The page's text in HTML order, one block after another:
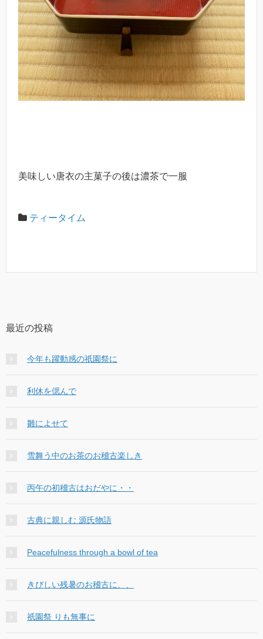
美味しい唐衣の主菓子の後は濃茶で一服
ティータイム
最近の投稿
今年も躍動感の祇園祭に
利休を偲んで
雛によせて
雪舞う中のお茶のお稽古楽しき
丙午の初稽古はおだやに・・
古典に親しむ 源氏物語
Peacefulness through a bowl of tea
きびしい残暑のお稽古に、、
祇園祭 りも無事に